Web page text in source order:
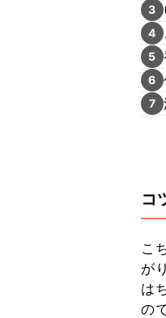
3
4
5
6
7
コ
こ
が
は
の